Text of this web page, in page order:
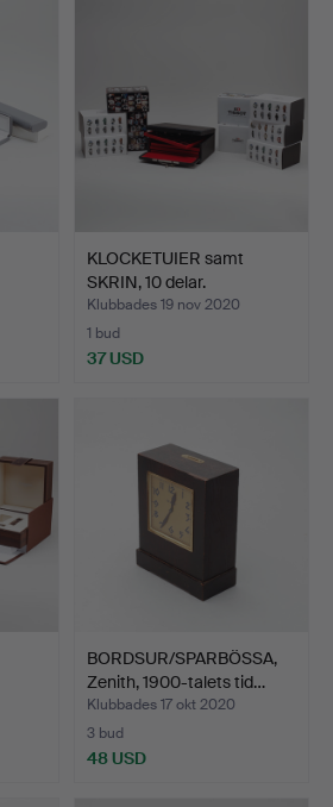
KLOCKETUIER samt
SKRIN, 10 delar.
Klubbades 19 nov 2020
1 bud
37 USD
BORDSUR/SPARBÖSSA,
Zenith, 1900-talets tid…
Klubbades 17 okt 2020
3 bud
48 USD